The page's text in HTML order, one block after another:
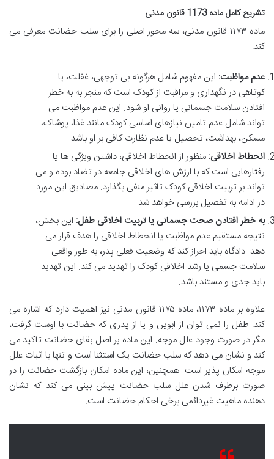
تشریح کامل ماده 1173 قانون مدنی
ماده ۱۱۷۳ قانون مدنی، سه محور اصلی را برای سلب حضانت معرفی می
کند:
عدم مواظبت: این مفهوم شامل هرگونه بی توجهی، غفلت، یا
کوتاهی در نگهداری و مراقبت از کودک است که منجر به به خطر
افتادن سلامت جسمانی یا روانی او شود. این عدم مواظبت می
تواند شامل عدم تامین نیازهای اساسی کودک مانند غذا، پوشاک،
مسکن، بهداشت، تحصیل یا عدم نظارت کافی بر او باشد.
انحطاط اخلاقی: منظور از انحطاط اخلاقی، داشتن ویژگی ها یا
رفتارهایی است که با ارزش های اخلاقی جامعه در تضاد بوده و می
تواند بر تربیت اخلاقی کودک تاثیر منفی بگذارد. مصادیق این مورد
در ادامه به تفصیل بررسی خواهد شد.
به خطر افتادن صحت جسمانی یا تربیت اخلاقی طفل: این بخش،
نتیجه مستقیم عدم مواظبت یا انحطاط اخلاقی را هدف قرار می
دهد. دادگاه باید احراز کند که وضعیت فعلی پدر، به طور واقعی
سلامت جسمی یا رشد اخلاقی کودک را تهدید می کند. این تهدید
باید جدی و مستند باشد.
علاوه بر ماده ۱۱۷۳، ماده ۱۱۷۵ قانون مدنی نیز اهمیت دارد که اشاره می
کند: طفل را نمی توان از ابوین و یا از پدری که حضانت با اوست گرفت،
مگر در صورت وجود علل موجه. این ماده بر اصل بقای حضانت تاکید می
کند و نشان می دهد که سلب حضانت یک استثنا است و تنها با اثبات علل
موجه امکان پذیر است. همچنین، این ماده امکان بازگشت حضانت را در
صورت برطرف شدن علل سلب حضانت پیش بینی می کند که نشان
دهنده ماهیت غیردائمی برخی احکام حضانت است.